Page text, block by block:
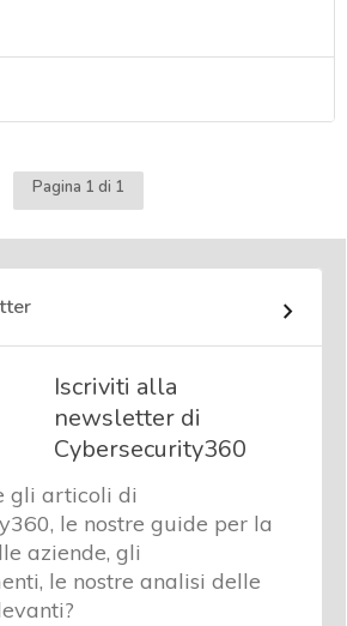
Pagina 1 di 1
Iscriviti alla
newsletter di
Cybersecurity360
gli articoli di
le nostre guide per la
aziende, gli
le nostre analisi delle